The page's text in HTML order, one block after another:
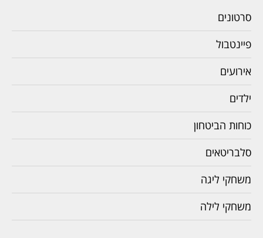
סרטונים
פיינטבול
אירועים
ילדים
כוחות הביטחון
סלבריטאים
משחקי ליגה
משחקי לילה